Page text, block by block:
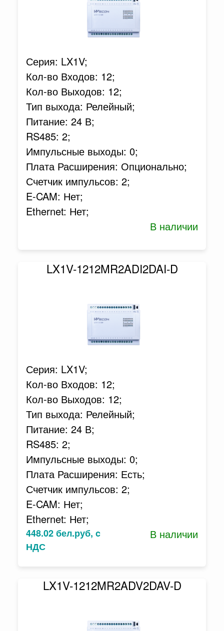
Серия: LX1V;
Кол-во Входов: 12;
Кол-во Выходов: 12;
Тип выхода: Релейный;
Питание: 24 В;
RS485: 2;
Импульсные выходы: 0;
Плата Расширения: Опционально;
Счетчик импульсов: 2;
E-CAM: Нет;
Ethernet: Нет;
В наличии
LX1V-1212MR2ADI2DAI-D
Серия: LX1V;
Кол-во Входов: 12;
Кол-во Выходов: 12;
Тип выхода: Релейный;
Питание: 24 В;
RS485: 2;
Импульсные выходы: 0;
Плата Расширения: Есть;
Счетчик импульсов: 2;
E-CAM: Нет;
Ethernet: Нет;
448.02 бел.руб, c
НДС
В наличии
LX1V-1212MR2ADV2DAV-D